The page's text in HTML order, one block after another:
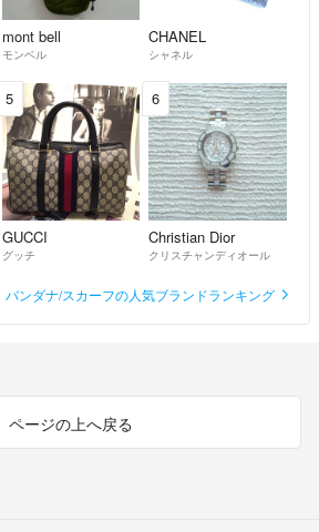
mont bell
モンベル
CHANEL
シャネル
5
GUCCI
グッチ
6
Christian Dior
クリスチャンディオール
バンダナ/スカーフの人気ブランドランキング
ページの上へ戻る